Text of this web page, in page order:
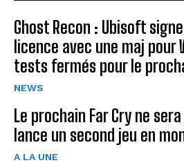
Ghost Recon : Ubisoft
licence avec une maj pour
tests fermés pour le
NEWS
Le prochain Far Cry ne
lance un second jeu en
A LA UNE